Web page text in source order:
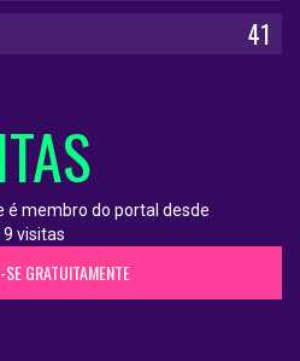
41
é membro do portal desde
visitas
GRATUITAMENTE